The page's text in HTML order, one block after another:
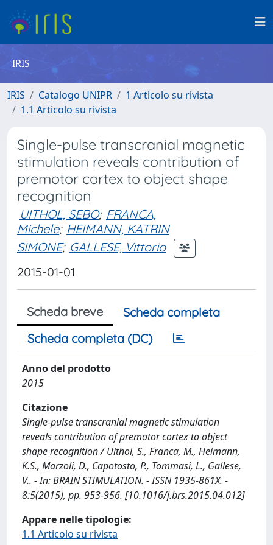
IRIS
IRIS Catalogo UNIPR
1 Articolo su rivista
1.1 Articolo su rivista
Single-pulse transcranial magnetic
stimulation reveals contribution of
premotor cortex to object shape
recognition
UITHOL, SEBO; FRANCA,
Michele; HEIMANN, KATRIN
SIMONE; GALLESE, Vittorio
2015-01-01
Scheda breve
Scheda completa
Scheda completa (DC)
Anno del prodotto
2015
Citazione
Single-pulse transcranial magnetic stimulation
reveals contribution of premotor cortex to object
shape recognition / Uithol, S., Franca, M., Heimann,
K.S., Marzoli, D., Capotosto, P., Tommasi, L., Gallese,
V.. - In: BRAIN STIMULATION. - ISSN 1935-861X. -
8:5(2015), pp. 953-956. [10.1016/j.brs.2015.04.012]
Appare nelle tipologie:
1.1 Articolo su rivista